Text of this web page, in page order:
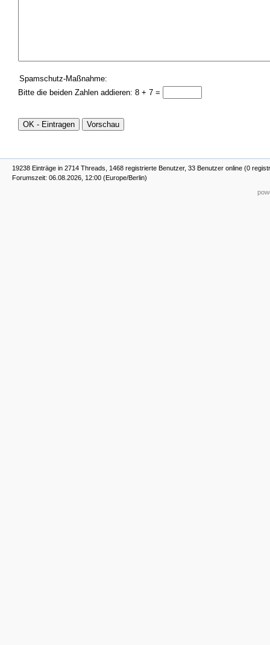
Spamschutz-Maßnahme:
Bitte die beiden Zahlen addieren: 8 + 7 =
19238 Einträge in 2714 Threads, 1468 registrierte Benutzer, 33 Benutzer online (0
Forumszeit: 06.08.2026, 12:00 (Europe/Berlin)